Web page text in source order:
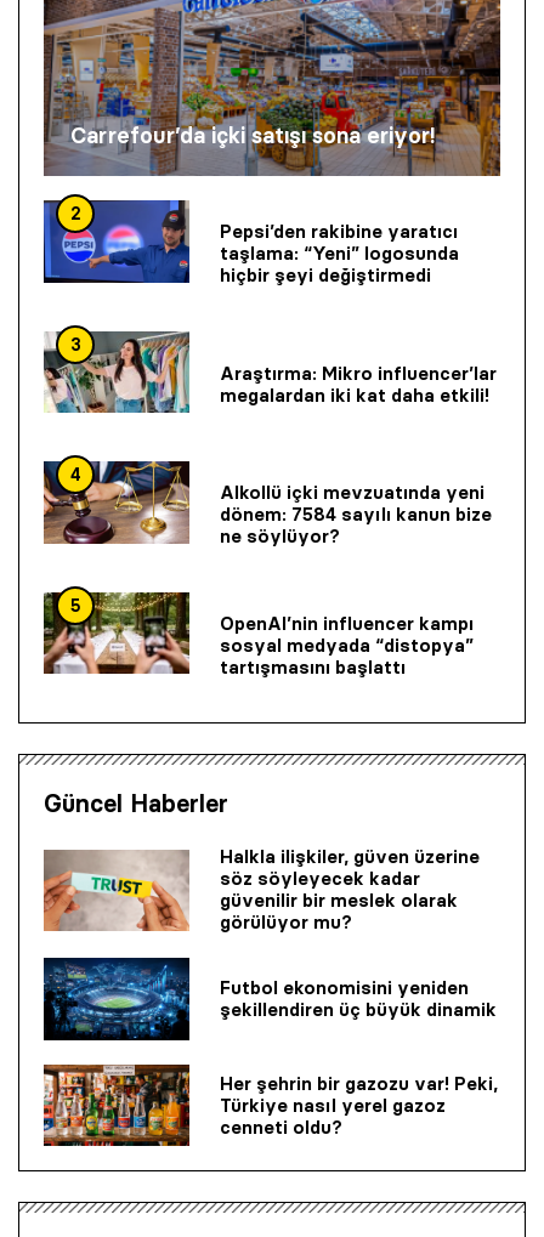
Carrefour’da içki satışı sona eriyor!
2
Pepsi’den rakibine yaratıcı
taşlama: “Yeni” logosunda
hiçbir şeyi değiştirmedi
3
Araştırma: Mikro influencer’lar
megalardan iki kat daha etkili!
4
Alkollü içki mevzuatında yeni
dönem: 7584 sayılı kanun bize
ne söylüyor?
5
OpenAI’nin influencer kampı
sosyal medyada “distopya”
tartışmasını başlattı
Güncel Haberler
Halkla ilişkiler, güven üzerine
söz söyleyecek kadar
güvenilir bir mes­lek olarak
görülüyor mu?
Futbol ekonomisini yeniden
şekillendiren üç büyük dinamik
Her şehrin bir gazozu var! Peki,
Türkiye nasıl yerel gazoz
cenneti oldu?